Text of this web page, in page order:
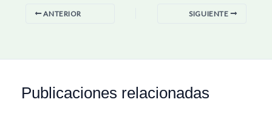
ANTERIOR SIGUIENTE
Publicaciones relacionadas